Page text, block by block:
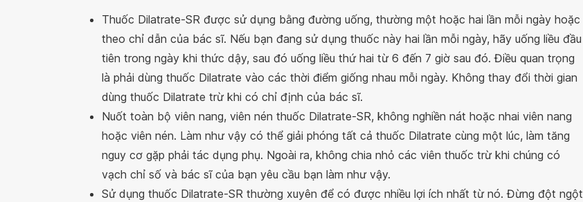
Thuốc Dilatrate-SR được sử dụng bằng đường uống, thường một hoặc hai lần mỗi ngày hoặc
theo chỉ dẫn của bác sĩ. Nếu bạn đang sử dụng thuốc này hai lần mỗi ngày, hãy uống liều đầu
tiên trong ngày khi thức dậy, sau đó uống liều thứ hai từ 6 đến 7 giờ sau đó. Điều quan trọng
là phải dùng thuốc Dilatrate vào các thời điểm giống nhau mỗi ngày. Không thay đổi thời gian
dùng thuốc Dilatrate trừ khi có chỉ định của bác sĩ.
Nuốt toàn bộ viên nang, viên nén thuốc Dilatrate-SR, không nghiền nát hoặc nhai viên nang
hoặc viên nén. Làm như vậy có thể giải phóng tất cả thuốc Dilatrate cùng một lúc, làm tăng
nguy cơ gặp phải tác dụng phụ. Ngoài ra, không chia nhỏ các viên thuốc trừ khi chúng có
vạch chỉ số và bác sĩ của bạn yêu cầu bạn làm như vậy.
Sử dụng thuốc Dilatrate-SR thường xuyên để có được nhiều lợi ích nhất từ ​​nó. Đừng đột ngột